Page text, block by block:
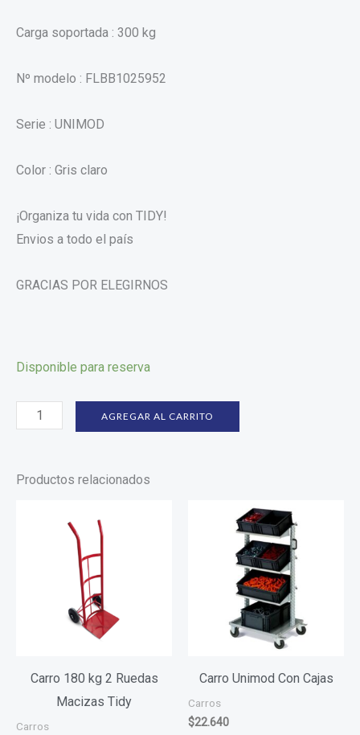
Carga soportada : 300 kg
Nº modelo : FLBB1025952
Serie : UNIMOD
Color : Gris claro
¡Organiza tu vida con TIDY!
Envios a todo el país
GRACIAS POR ELEGIRNOS
Disponible para reserva
AGREGAR AL CARRITO
Productos relacionados
Carro 180 kg 2 Ruedas
Macizas Tidy
Carros
Carro Unimod Con Cajas
Carros
$22.640